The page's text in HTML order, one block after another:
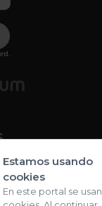
Estamos usando
cookies
En este portal se usan